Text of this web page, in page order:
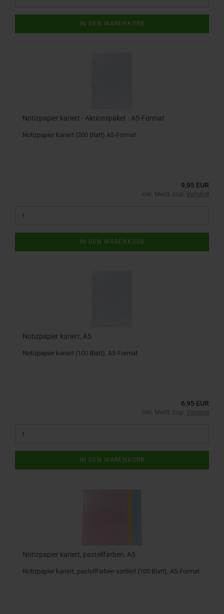
IN DEN WARENKORB
Notizpapier kariert - Aktionspaket - A5-Format
Notizpapier kariert (200 Blatt) A5-Format
9,95 EUR
inkl. MwSt. zzgl. Versand
IN DEN WARENKORB
Notizpapier kariert, A5
Notizpapier kariert (100 Blatt), A5-Format
6,95 EUR
inkl. MwSt. zzgl. Versand
IN DEN WARENKORB
Notizpapier kariert, pastellfarben, A5
Notizpapier kariert, pastellfarben sortiert (100 Blatt), A5-Format